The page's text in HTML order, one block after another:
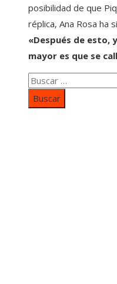
posibilidad de que
réplica, Ana Rosa ha
«Después de esto,
mayor es que se
Buscar: